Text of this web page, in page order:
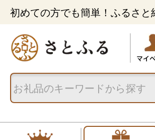
初めての方でも簡単！ふるさと